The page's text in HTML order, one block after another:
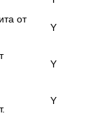
от
Y
Y
Y